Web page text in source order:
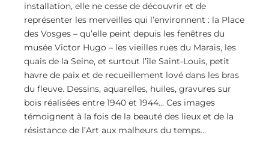
installation, elle ne cesse de découvrir et de
représenter les merveilles qui l’environnent : la Place
des Vosges – qu’elle peint depuis les fenêtres du
musée Victor Hugo – les vieilles rues du Marais, les
quais de la Seine, et surtout l’île Saint-Louis, petit
havre de paix et de recueillement lové dans les bras
du fleuve. Dessins, aquarelles, huiles, gravures sur
bois réalisées entre 1940 et 1944… Ces images
témoignent à la fois de la beauté des lieux et de la
résistance de l’Art aux malheurs du temps…